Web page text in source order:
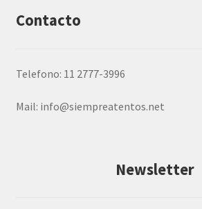
Contacto
Telefono: 11 2777-3996
Mail: info@siempreatentos.net
Newsletter